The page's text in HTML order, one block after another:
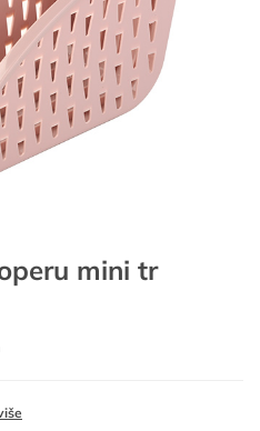
mini tr